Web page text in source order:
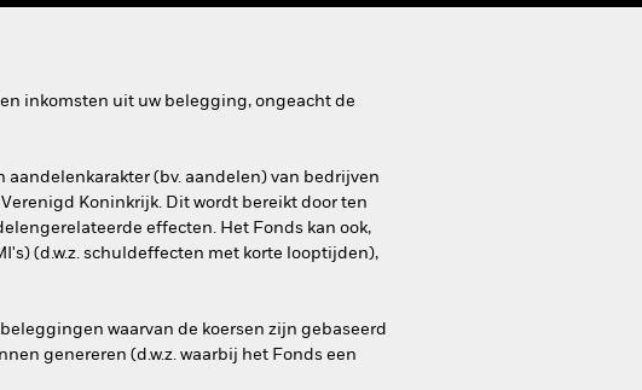
inkomsten uit uw belegging, ongeacht de
(bv. aandelen) van bedrijven
Koninkrijk. Dit wordt bereikt door ten
effecten. Het Fonds kan ook,
(d.w.z. schuldeffecten met korte looptijden),
waarvan de koersen zijn gebaseerd
genereren (d.w.z. waarbij het Fonds een